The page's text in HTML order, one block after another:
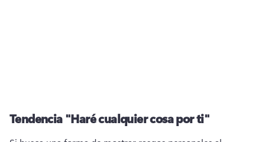
Tendencia "Haré cualquier cosa por ti"